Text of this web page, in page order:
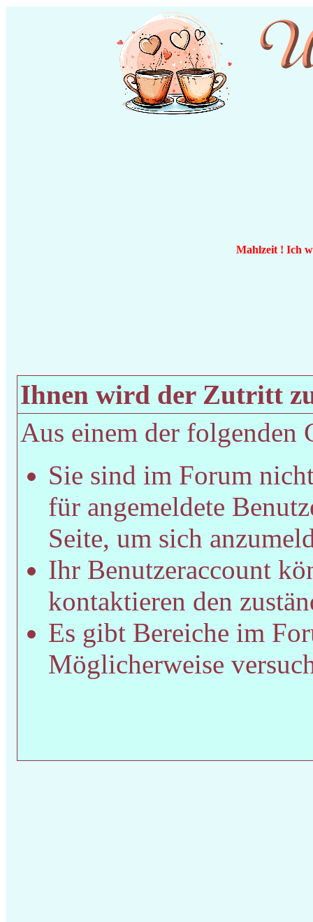
Mahlzeit ! Ich
Ihnen wird der Zutritt
Aus einem der folgenden
Sie sind im Forum
für angemeldete
Seite, um sich
Ihr Benutzeraccount
kontaktieren den
Es gibt Bereiche im
Möglicherweise